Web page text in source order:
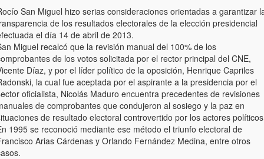
San Miguel hizo serias consideraciones orientadas a garantizar
de los resultados electorales de la elección presidencial
el día 14 de abril de 2013.
Miguel recalcó que la revisión manual del 100% de los
de los votos solicitada por el rector principal del CNE,
Díaz, y por el líder político de la oposición, Henrique Capriles
la cual fue aceptada por el aspirante a la presidencia por el
oficialista, Nicolás Maduro encuentra precedentes de revisiones
de comprobantes que condujeron al sosiego y la paz en
de resultado electoral controvertido por los actores
1995 se reconoció mediante ese método el triunfo electoral de
Arias Cárdenas y Orlando Fernández Medina, entre otros